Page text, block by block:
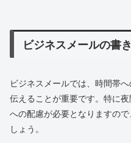
ビジネスメールの書
ビジネスメールでは、時間帯
伝えることが重要です。特に
への配慮が必要となりますの
しょう。